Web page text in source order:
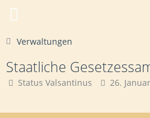
Verwaltungen
Staatliche
Status Valsantinus 26.